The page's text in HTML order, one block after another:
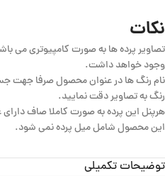
نکات
وجود خواهد داشت.
نام رنگ ها در عنوان محصول صرفا جهت
رنگ به تصاویر دقت نمایید.
هرپنل این پرده به صورت کاملا صاف دارای عرض ۱۴۰ و ارتفاع ۲۸۰
این محصول شامل میل پرده نمی شود.
توضیحات تکمیلی